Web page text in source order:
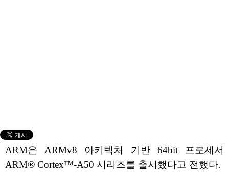
ARM은 ARMv8 아키텍처 기반 64bit 프로세서
ARM® Cortex™-A50 시리즈를 출시했다고 전했다.